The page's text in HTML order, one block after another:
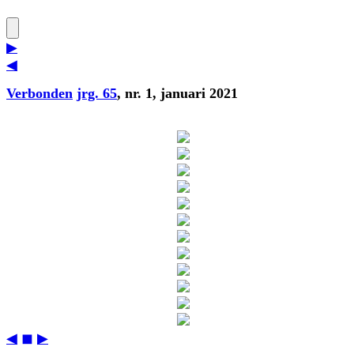
▶
◀
Verbonden jrg. 65, nr. 1, januari 2021
◀ ◼ ▶